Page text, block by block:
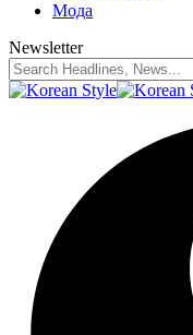
Мода
Newsletter